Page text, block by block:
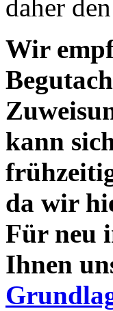
daher
Wir
kann
da wir
Für neu
Ihnen